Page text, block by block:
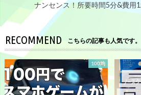
ナンセンス！所要時間5分&費用
RECOMMEND こちらの記事も人気です。
100均